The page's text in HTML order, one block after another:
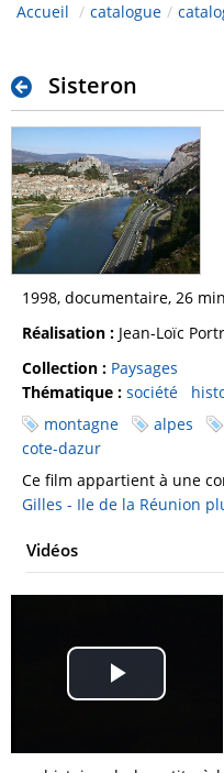
Accueil / catalogue /
Sisteron
1998, documentaire, 26
Réalisation : Jean-Loïc
Collection : Paysages
Thématique : société
montagne
alpes
cote-dazur
Ce film appartient à une
Gilles - Ile de la Réunion
Vidéos
Play
Video